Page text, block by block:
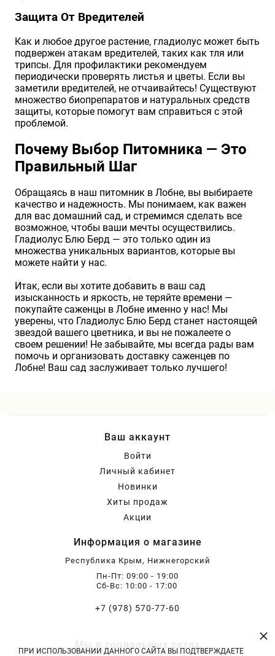
Защита От Вредителей
Как и любое другое растение, гладиолус может быть
подвержен атакам вредителей, таких как тля или
трипсы. Для профилактики рекомендуем
периодически проверять листья и цветы. Если вы
заметили вредителей, не отчаивайтесь! Существуют
множество биопрепаратов и натуральных средств
защиты, которые помогут вам справиться с этой
проблемой.
Почему Выбор Питомника — Это
Правильный Шаг
Обращаясь в наш питомник в Лобне, вы выбираете
качество и надежность. Мы понимаем, как важен
для вас домашний сад, и стремимся сделать все
возможное, чтобы ваши мечты осуществились.
Гладиолус Блю Берд — это только один из
множества уникальных вариантов, которые вы
можете найти у нас.
Итак, если вы хотите добавить в ваш сад
изысканность и яркость, не теряйте времени —
покупайте саженцы в Лобне именно у нас! Мы
уверены, что Гладиолус Блю Берд станет настоящей
звездой вашего цветника, и вы не пожалеете о
своем решении! Не забывайте, мы всегда рады вам
помочь и организовать доставку саженцев по
Лобне! Ваш сад заслуживает только лучшего!
Ваш аккаунт
Войти
Личный кабинет
Новинки
Хиты продаж
Акции
Информация о магазине
Республика Крым, Нижнегорский
Пн-Пт: 09:00 - 19:00
Сб-Вс: 10:00 - 17:00
+7 (978) 570-77-60
Мы в социальных сетях
ПРИ ИСПОЛЬЗОВАНИИ ДАННОГО САЙТА ВЫ ПОДТВЕРЖДАЕТЕ
×